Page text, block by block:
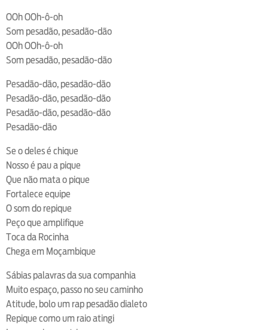
OOh OOh-ô-oh
Som pesadão, pesadão-dão
OOh OOh-ô-oh
Som pesadão, pesadão-dão
Pesadão-dão, pesadão-dão
Pesadão-dão, pesadão-dão
Pesadão-dão, pesadão-dão
Pesadão-dão
Se o deles é chique
Nosso é pau a pique
Que não mata o pique
Fortalece equipe
O som do repique
Peço que amplifique
Toca da Rocinha
Chega em Moçambique
Sábias palavras da sua companhia
Muito espaço, passo no seu caminho
Atitude, bolo um rap pesadão dialeto
Repique como um raio atingi